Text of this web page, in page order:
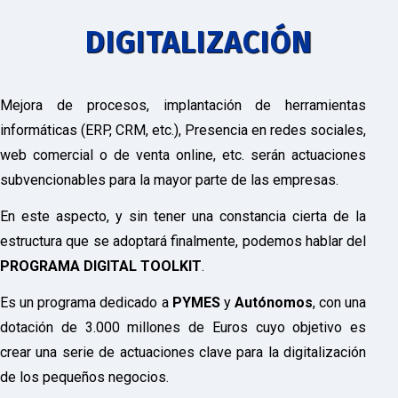
DIGITALIZACIÓN
Mejora de procesos, implantación de herramientas
informáticas (ERP, CRM, etc.), Presencia en redes sociales,
web comercial o de venta online, etc. serán actuaciones
subvencionables para la mayor parte de las empresas.
En este aspecto, y sin tener una constancia cierta de la
estructura que se adoptará finalmente, podemos hablar del
PROGRAMA DIGITAL TOOLKIT.
Es un programa dedicado a PYMESy Autónomos, con una
dotación de 3.000 millones de Euros cuyo objetivo es
crear una serie de actuaciones clave para la digitalización
de los pequeños negocios.